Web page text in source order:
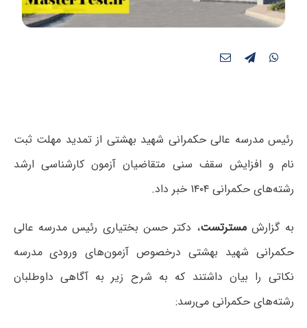
رئیس مدرسه عالی حکمرانی شهید بهشتی از تمدید مهلت ثبت
نام و افزایش سقف سنی متقاضیان آزمون کارشناسی ارشد
رشته‌های حکمرانی ۱۴۰۴ خبر داد.
به گزارشمسترتست، دکتر حسن بختیاری رئیس مدرسه عالی
حکمرانی شهید بهشتی درخصوص آزمون‌های ورودی مدرسه
نکاتی را بیان داشتند که به شرح زیر به آگاهی داوطلبان
رشته‌های حکمرانی می‌رسد: